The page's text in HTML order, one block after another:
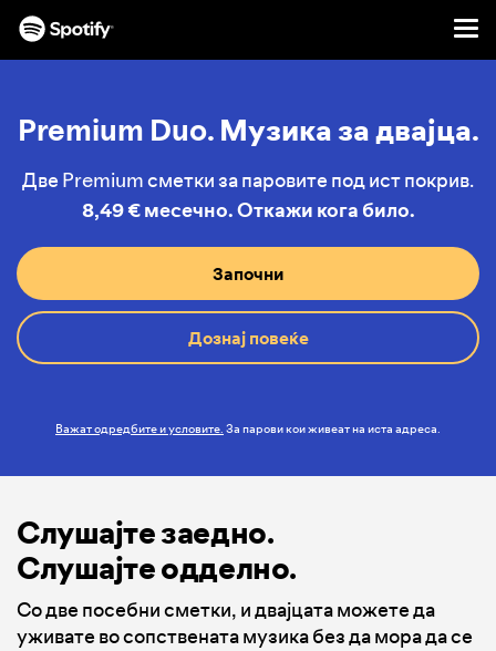
Premium Duo. Музика за двајца.
Две Premium сметки за паровите под ист покрив.
8,49 € месечно. Откажи кога било.
Започни
Дознај повеќе
Важат одредбите и условите. За парови кои живеат на иста адреса.
Слушајте заедно.
Слушајте одделно.
Со две посебни сметки, и двајцата можете да
уживате во сопствената музика без да мора да се